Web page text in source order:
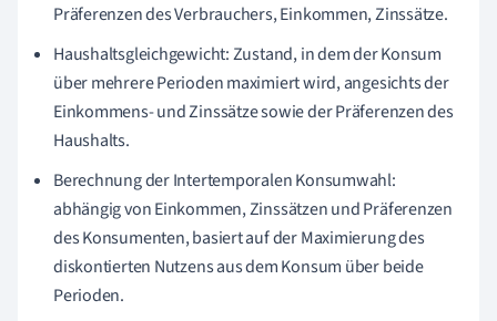
Präferenzen des Verbrauchers, Einkommen, Zinssätze.
Haushaltsgleichgewicht: Zustand, in dem der Konsum
über mehrere Perioden maximiert wird, angesichts der
Einkommens- und Zinssätze sowie der Präferenzen des
Haushalts.
Berechnung der Intertemporalen Konsumwahl:
abhängig von Einkommen, Zinssätzen und Präferenzen
des Konsumenten, basiert auf der Maximierung des
diskontierten Nutzens aus dem Konsum über beide
Perioden.